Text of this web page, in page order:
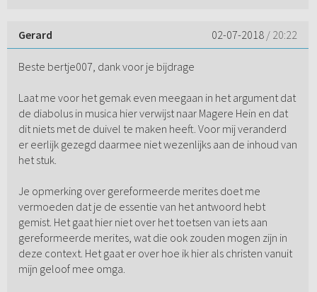
Gerard 02-07-2018 / 20:22
Beste bertje007, dank voor je bijdrage
Laat me voor het gemak even meegaan in het argument dat
de diabolus in musica hier verwijst naar Magere Hein en dat
dit niets met de duivel te maken heeft. Voor mij veranderd
er eerlijk gezegd daarmee niet wezenlijks aan de inhoud van
het stuk.
Je opmerking over gereformeerde merites doet me
vermoeden dat je de essentie van het antwoord hebt
gemist. Het gaat hier niet over het toetsen van iets aan
gereformeerde merites, wat die ook zouden mogen zijn in
deze context. Het gaat er over hoe ik hier als christen vanuit
mijn geloof mee omga.